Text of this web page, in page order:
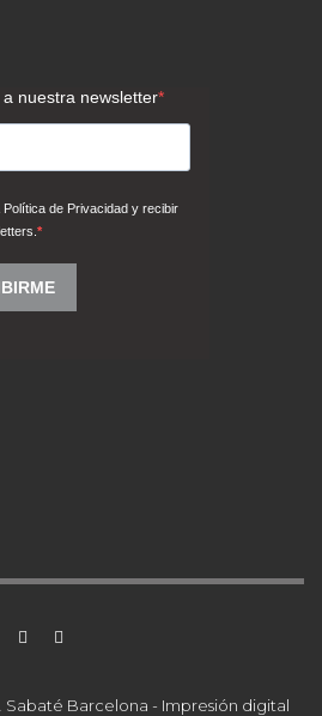
Sabaté Barcelona - Impresión digital